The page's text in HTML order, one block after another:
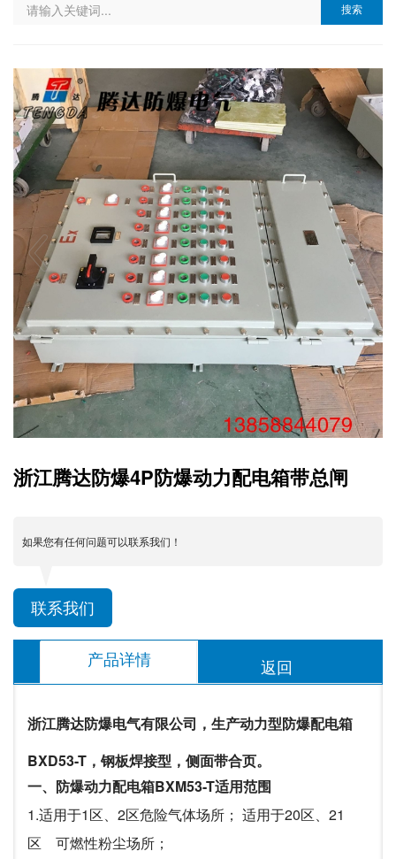
搜索
浙江腾达防爆4P防爆动力配电箱带总闸
如果您有任何问题可以联系我们！
联系我们
产品详情 返回
浙江腾达防爆电气有限公司，生产动力型防爆配电箱
BXD53-T，钢板焊接型，侧面带合页。
一、防爆动力配电箱BXM53-T适用范围
1.适用于1区、2区危险气体场所； 适用于20区、21
区 可燃性粉尘场所；